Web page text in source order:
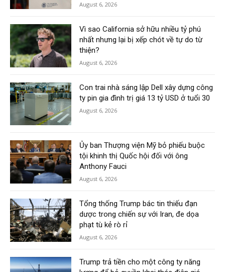
August 6, 2026
Vì sao California sở hữu nhiều tỷ phú
nhất nhưng lại bị xếp chót về tự do từ
thiện?
August 6, 2026
Con trai nhà sáng lập Dell xây dựng công
ty pin gia đình trị giá 13 tỷ USD ở tuổi 30
August 6, 2026
Ủy ban Thượng viện Mỹ bỏ phiếu buộc
tội khinh thị Quốc hội đối với ông
Anthony Fauci
August 6, 2026
Tổng thống Trump bác tin thiếu đạn
dược trong chiến sự với Iran, đe dọa
phạt tù kẻ rò rỉ
August 6, 2026
Trump trả tiền cho một công ty năng